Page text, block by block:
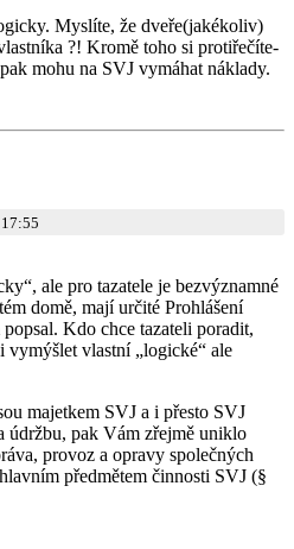
Myslíte, že dveře(jakékoliv)
?! Kromě toho si protiřečíte-
mohu na SVJ vymáhat náklady.
17:55
ale pro tazatele je bezvýznamné
domě, mají určité Prohlášení
Kdo chce tazateli poradit,
vymýšlet vlastní „logické“ ale
majetkem SVJ a i přesto SVJ
údržbu, pak Vám zřejmě uniklo
provoz a opravy společných
předmětem činnosti SVJ (§